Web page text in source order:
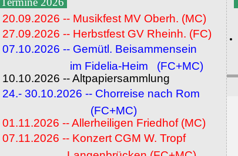
20.09.2026 -- Musikfest MV Oberh. (MC)
27.09.2026 -- Herbstfest GV Rheinh. (FC)
07.10.2026 -- Gemütl. Beisammensein
im Fidelia-Heim (FC+MC)
10.10.2026 -- Altpapiersammlung
24.- 30.10.2026 -- Chorreise nach Rom
(FC+MC)
01.11.2026 -- Allerheiligen Friedhof (MC)
07.11.2026 -- Konzert CGM W. Tropf
Langenbrücken (FC+MC)